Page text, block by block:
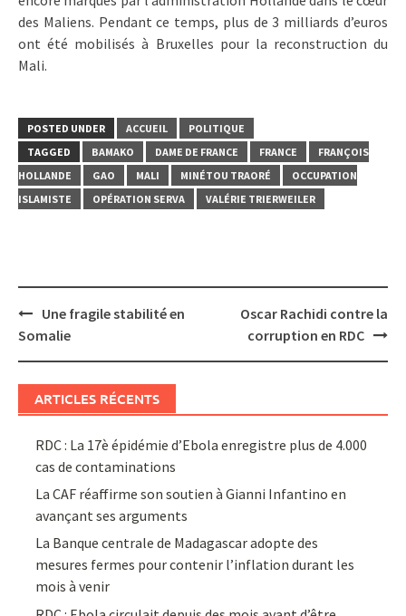
des Maliens. Pendant ce temps, plus de 3 milliards d’euros
ont été mobilisés à Bruxelles pour la reconstruction du
Mali.
POSTED UNDER ACCUEIL
POLITIQUE
TAGGED
BAMAKO DAME DE FRANCE FRANCE
FRANÇOIS
HOLLANDE
GAO MALI MINÉTOU TRAORÉ
OCCUPATION
ISLAMISTE
OPÉRATION SERVA VALÉRIE TRIERWEILER
Post
navigation
Une fragile stabilité en
Somalie
Oscar Rachidi contre la
corruption en RDC
ARTICLES RÉCENTS
RDC : La 17è épidémie d’Ebola enregistre plus de 4.000
cas de contaminations
La CAF réaffirme son soutien à Gianni Infantino en
avançant ses arguments
La Banque centrale de Madagascar adopte des
mesures fermes pour contenir l’inflation durant les
mois à venir